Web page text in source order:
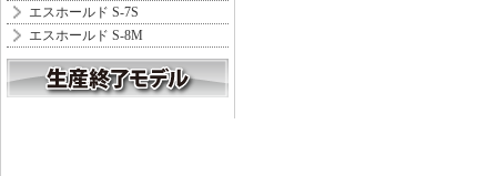
エスホールド S-7S
エスホールド S-8M